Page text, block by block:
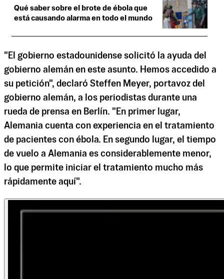
Qué saber sobre el brote de ébola que
está causando alarma en todo el mundo
"El gobierno estadounidense solicitó la ayuda del
gobierno alemán en este asunto. Hemos accedido a
su petición", declaró Steffen Meyer, portavoz del
gobierno alemán, a los periodistas durante una
rueda de prensa en Berlín. "En primer lugar,
Alemania cuenta con experiencia en el tratamiento
de pacientes con ébola. En segundo lugar, el tiempo
de vuelo a Alemania es considerablemente menor,
lo que permite iniciar el tratamiento mucho más
rápidamente aquí".